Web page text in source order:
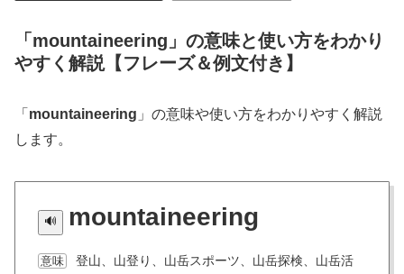
「mountaineering」の意味と使い方をわかり
やすく解説【フレーズ＆例文付き】
「 mountaineering 」の意味や使い方をわかりやすく解説
します。
mountaineering
意味 登山、山登り、山岳スポーツ、山岳探検、山岳活